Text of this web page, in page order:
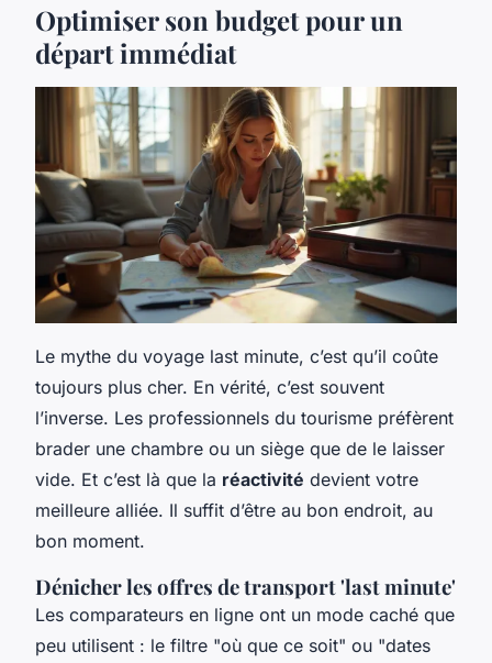
Optimiser son budget pour un
départ immédiat
Le mythe du voyage last minute, c’est qu’il coûte
toujours plus cher. En vérité, c’est souvent
l’inverse. Les professionnels du tourisme préfèrent
brader une chambre ou un siège que de le laisser
vide. Et c’est là que la réactivité devient votre
meilleure alliée. Il suffit d’être au bon endroit, au
bon moment.
Dénicher les offres de transport 'last minute'
Les comparateurs en ligne ont un mode caché que
peu utilisent : le filtre "où que ce soit" ou "dates